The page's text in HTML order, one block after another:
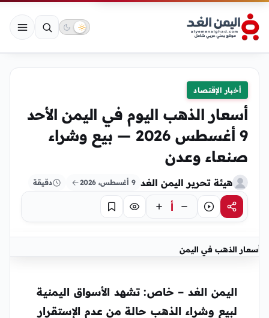
أخبار الإقتصاد
أسعار الذهب اليوم في اليمن الأحد
9 أغسطس 2026 — بيع وشراء
صنعاء وعدن
هيئة تحرير اليمن الغد 9 أغسطس، 2026 دقيقة
مشاركةاستماع أ تركيز حفظ
أسعار الذهب في اليمن
اليمن الغد – خاص: تشهد الأسواق اليمنية
لبيع وشراء الذهب حالة من عدم الإستقرار